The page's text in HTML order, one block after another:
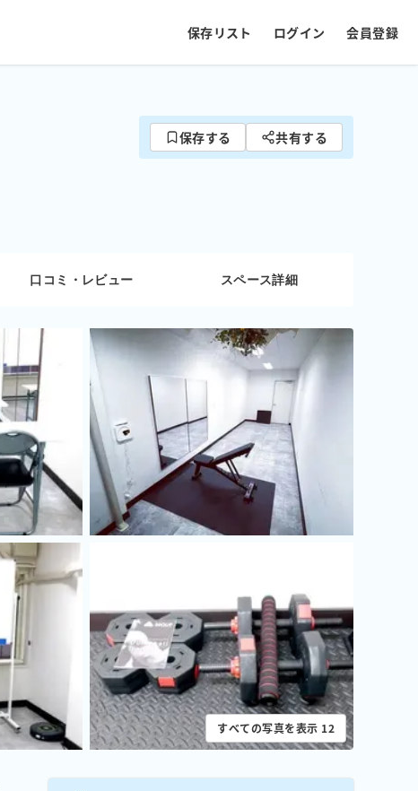
保存リスト ログイン 会員登録
すべての写真を表示 12
保存する 共有する
口コミ・レビュー スペース詳細